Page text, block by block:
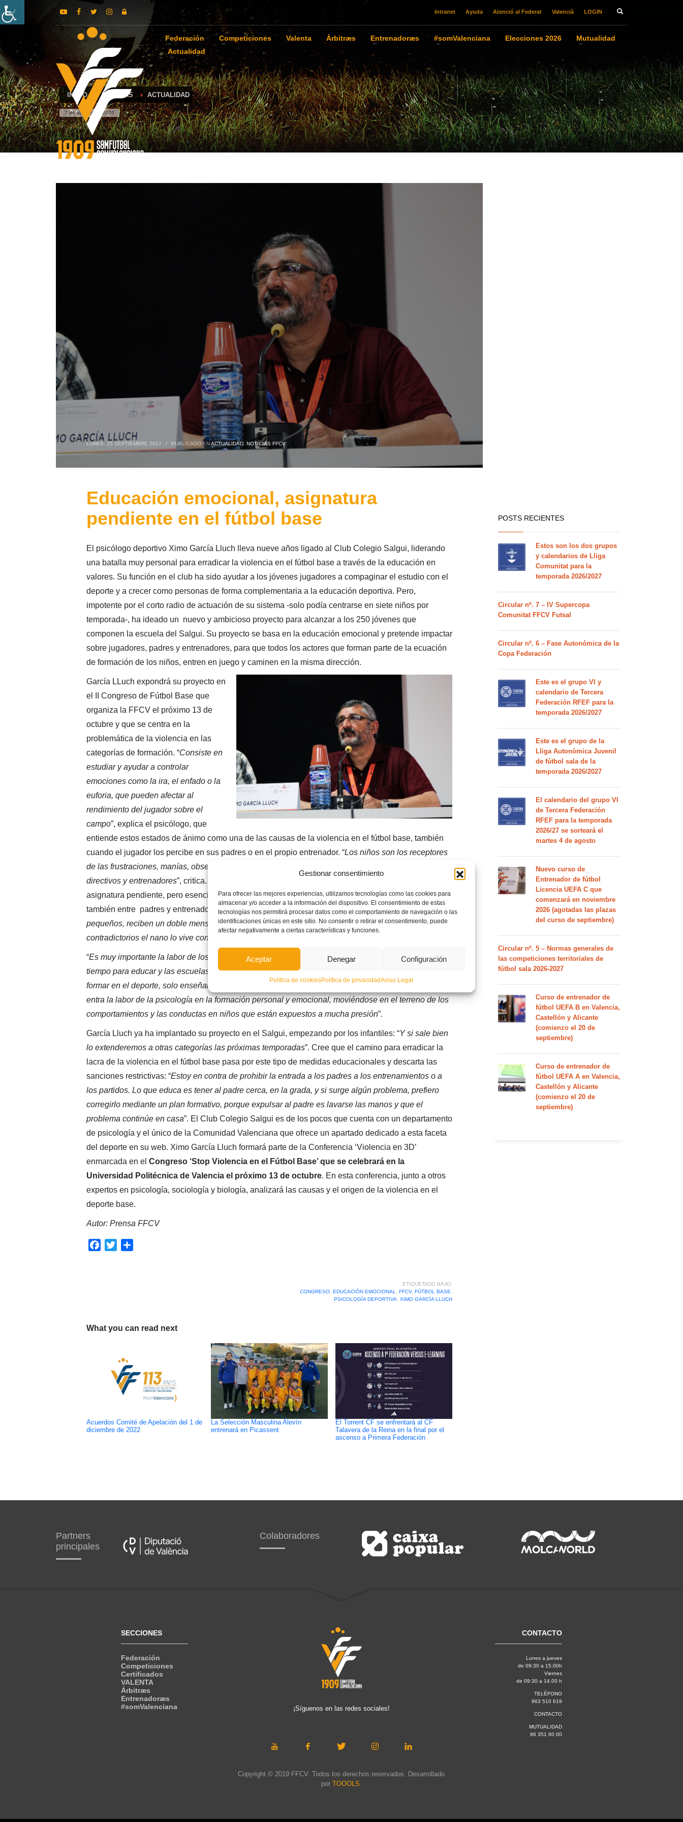
Gestionar consentimiento
Para ofrecer las mejores experiencias, utilizamos tecnologías como las cookies para
almacenar y/o acceder a la información del dispositivo. El consentimiento de estas
tecnologías nos permitirá procesar datos como el comportamiento de navegación o las
identificaciones únicas en este sitio. No consentir o retirar el consentimiento, puede
afectar negativamente a ciertas características y funciones.
Aceptar Denegar Configuración
Política de cookiesPolítica de privacidadAviso Legal
Intranet Ayuda Atenció al Federat Valencià LOGIN
Federación Competiciones Valenta Àrbitræs Entrenadoræs #somValenciana Elecciones 2026
Mutualidad
Actualidad
INICIO NOTICIAS ACTUALIDAD
7 de agosto de 2026
LUNES, 25 SEPTIEMBRE 2017 / PUBLICADO ENACTUALIDAD, NOTICIAS FFCV
Educación emocional, asignatura
pendiente en el fútbol base
El psicólogo deportivo Ximo García Lluch lleva nueve años ligado al Club Colegio Salgui, liderando
una batalla muy personal para erradicar la violencia en el fútbol base a través de la educación en
valores. Su función en el club ha sido ayudar a los jóvenes jugadores a compaginar el estudio con el
deporte y a crecer como personas de forma complementaria a la educación deportiva. Pero,
impotente por el corto radio de actuación de su sistema -solo podía centrarse en siete niños por
temporada-, ha ideado un nuevo y ambicioso proyecto para alcanzar a los 250 jóvenes que
componen la escuela del Salgui. Su proyecto se basa en la educación emocional y pretende impactar
sobre jugadores, padres y entrenadores, para que todos los actores que forman parte de la ecuación
de formación de los niños, entren en juego y caminen en la misma dirección.
García LLuch expondrá su proyecto en
el II Congreso de Fútbol Base que
organiza la FFCV el próximo 13 de
octubre y que se centra en la
problemática de la violencia en las
categorías de formación. “Consiste en
estudiar y ayudar a controlar
emociones como la ira, el enfado o la
euforia, que pueden afectar al
rendimiento del jugador sobre el
campo”, explica el psicólogo, que
entiende estos estados de ánimo como una de las causas de la violencia en el fútbol base, también
cuando el jugador los percibe en sus padres o en el propio entrenador. “Los niños son los receptores
de las frustraciones, manías, obsesiones e intereses de los adultos, tanto de los padres como de los
directivos y entrenadores”, critica. Por ello, García Lluch concibe la educación emocional como una
asignatura pendiente, pero esencial, en el fútbol base. Ya no solo entre los jóvenes jugadores, sino
también entre padres y entrenadores, que son los modelos que los niños imitan: “Cuando son
pequeños, reciben un doble mensaje, el de sus técnicos y el de sus progenitores, y cuando son
contradictorios el nano lo vive con mucha presión y con ganas de dedicarse a otra cosa
“Es muy importante la labor de los psicólogos en los clubes. Los padres cada vez tienen menos
tiempo para educar y las escuelas, como entidades deportivas que son, tienen como función principal
formar en el deporte, solo enseñar a jugar a fútbol
”, analiza García Lluch y concluye: “
Ahí es donde
entra la labor de la psicología en la formación personal y emocional, moviéndose en el terreno de los
comportamientos y las conductas en niños que están expuestos a mucha presión”.
García Lluch ya ha implantado su proyecto en el Salgui, empezando por los infantiles: “Y si sale bien
lo extenderemos a otras categorías las próximas temporadas”. Cree que el camino para erradicar la
lacra de la violencia en el fútbol base pasa por este tipo de medidas educacionales y descarta las
sanciones restrictivas: “Estoy en contra de prohibir la entrada a los padres a los entrenamientos o a
los partidos. Lo que educa es tener al padre cerca, en la grada, y si surge algún problema, prefiero
corregirlo mediante un plan formativo, porque expulsar al padre es lavarse las manos y que el
problema continúe en casa”. El Club Colegio Salgui es de los pocos que cuenta con un departamento
de psicología y el único de la Comunidad Valenciana que ofrece un apartado dedicado a esta faceta
del deporte en su web. Ximo García Lluch formará parte de la Conferencia ‘Violencia en 3D’
enmarcada en el Congreso ‘Stop Violencia en el Fútbol Base’ que se celebrará en la
Universidad Politécnica de Valencia el próximo 13 de octubre. En esta conferencia, junto a otros
expertos en psicología, sociología y biología, analizará las causas y el origen de la violencia en el
deporte base.
Autor: Prensa FFCV
Facebook
Twitter
ETIQUETADO BAJO:
CONGRESO, EDUCACIÓN EMOCIONAL FFCV, FÚTBOL BASE
PSICOLOGÍA DEPORTIVA
XIMO GARCÍA LLUCH
What you can read next
Acuerdos Comité de Apelación del 1 de
diciembre de 2022
La Selección Masculina Alevín
entrenará en Picassent
El Torrent CF se enfrentará al CF
Talavera de la Reina en la final por el
ascenso a Primera Federación
POSTS RECIENTES
Estos son los dos grupos
y calendarios de Lliga
Comunitat para la
temporada 2026/2027
Circular nº. 7 – IV Supercopa
Comunitat FFCV Futsal
Circular nº. 6 – Fase Autonómica de la
Copa Federación
Este es el grupo VI y
calendario de Tercera
Federación RFEF para la
temporada 2026/2027
Este es el grupo de la
Lliga Autonòmica Juvenil
de fútbol sala de la
temporada 2026/2027
El calendario del grupo VI
de Tercera Federación
RFEF para la temporada
2026/27 se sorteará el
martes 4 de agosto
Nuevo curso de
Entrenador de fútbol
Licencia UEFA C que
comenzará en noviembre
2026 (agotadas las plazas
del curso de septiembre)
Circular nº. 5 – Normas generales de
las competiciones territoriales de
fútbol sala 2026-2027
Curso de entrenador de
fútbol UEFA B en Valencia,
Castellón y Alicante
(comienzo el 20 de
septiembre)
Curso de entrenador de
fútbol UEFA A en Valencia,
Castellón y Alicante
(comienzo el 20 de
septiembre)
Partners
principales
Colaboradores
SECCIONES
Federación
Competiciones
Certificados
VALENTA
Árbitræs
Entrenadoræs
#somValenciana
¡Síguenos en las redes sociales!
Copyright © 2019 FFCV. Todos los derechos reservados. Desarrollado
por TOOOLS.
CONTACTO
Lunes a jueves
de 09:30 a 15.00h
Viernes
de 09:30 a 14.00 h
TELÉFONO
963 510 619
CONTACTO
MUTUALIDAD
96 351 60 00